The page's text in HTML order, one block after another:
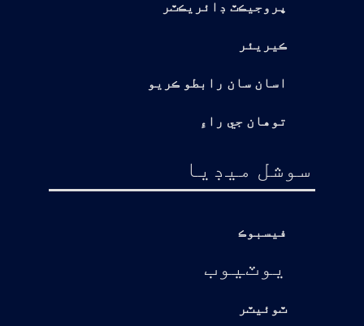
پروجيڪٽ ڊائريڪٽر
ڪيريئر
اسان سان رابطو ڪريو
توهان جي راءِ
سوشل ميڊيا
فيسبوڪ
يوٽيوب
ٽوئيٽر